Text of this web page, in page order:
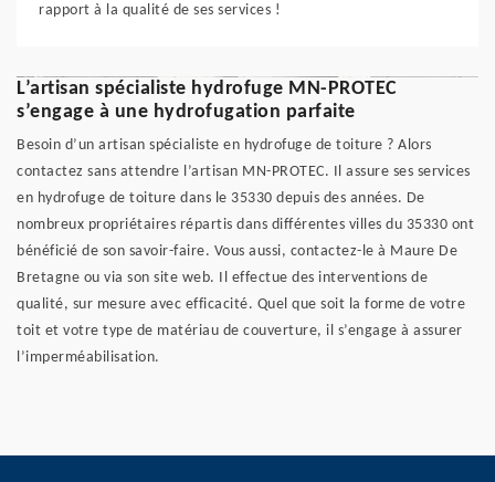
rapport à la qualité de ses services !
L’artisan spécialiste hydrofuge MN-PROTEC
s’engage à une hydrofugation parfaite
Besoin d’un artisan spécialiste en hydrofuge de toiture ? Alors
contactez sans attendre l’artisan MN-PROTEC. Il assure ses services
en hydrofuge de toiture dans le 35330 depuis des années. De
nombreux propriétaires répartis dans différentes villes du 35330 ont
bénéficié de son savoir-faire. Vous aussi, contactez-le à Maure De
Bretagne ou via son site web. Il effectue des interventions de
qualité, sur mesure avec efficacité. Quel que soit la forme de votre
toit et votre type de matériau de couverture, il s’engage à assurer
l’imperméabilisation.